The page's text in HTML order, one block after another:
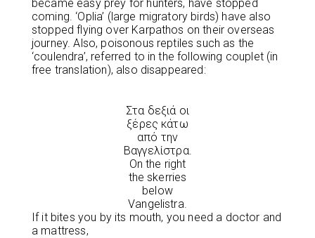
became easy prey for hunters, have stopped
coming. ‘Oplia’ (large migratory birds) have also
stopped flying over Karpathos on their overseas
journey. Also, poisonous reptiles such as the
‘coulendra’, referred to in the following couplet (in
free translation), also disappeared:
Στα δεξιά οι
ξέρες κάτω
από την
Βαγγελίστρα.
On the right
the skerries
below
Vangelistra.
If it bites you by its mouth, you need a doctor and
a mattress,